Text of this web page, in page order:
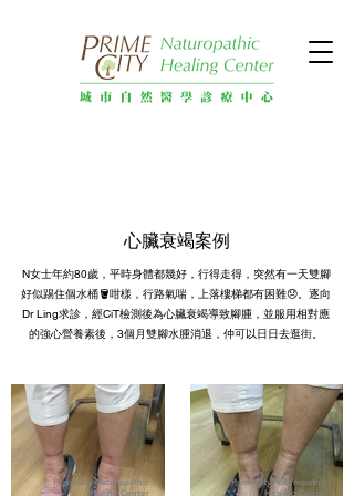
心臟衰竭案例
N女士年約80歲，平時身體都幾好，行得走得，突然有一天雙腳
好似踢住個水桶🪣咁樣，行路氣喘，上落樓梯都有困難😞。逐向
Dr Ling求診，經CiT檢測後為心臟衰竭導致腳腫，並服用相對應
的強心營養素後，3個月雙腳水腫消退，仲可以日日去逛街。
PrimeCity Naturopathic
Healing Center
PrimeCity Naturopathic
Healing Center